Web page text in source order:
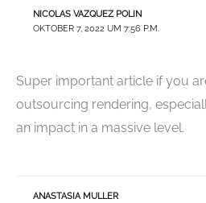
NICOLAS VAZQUEZ POLIN
OKTOBER 7, 2022 UM 7:56 P.M.
Super important article if you
outsourcing rendering,
an impact in a massive level.
ANASTASIA MULLER